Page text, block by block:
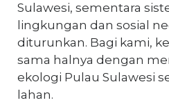
Sulawesi, sementara
lingkungan dan sosial
diturunkan. Bagi kami,
sama halnya dengan
ekologi Pulau Sulawesi
lahan.